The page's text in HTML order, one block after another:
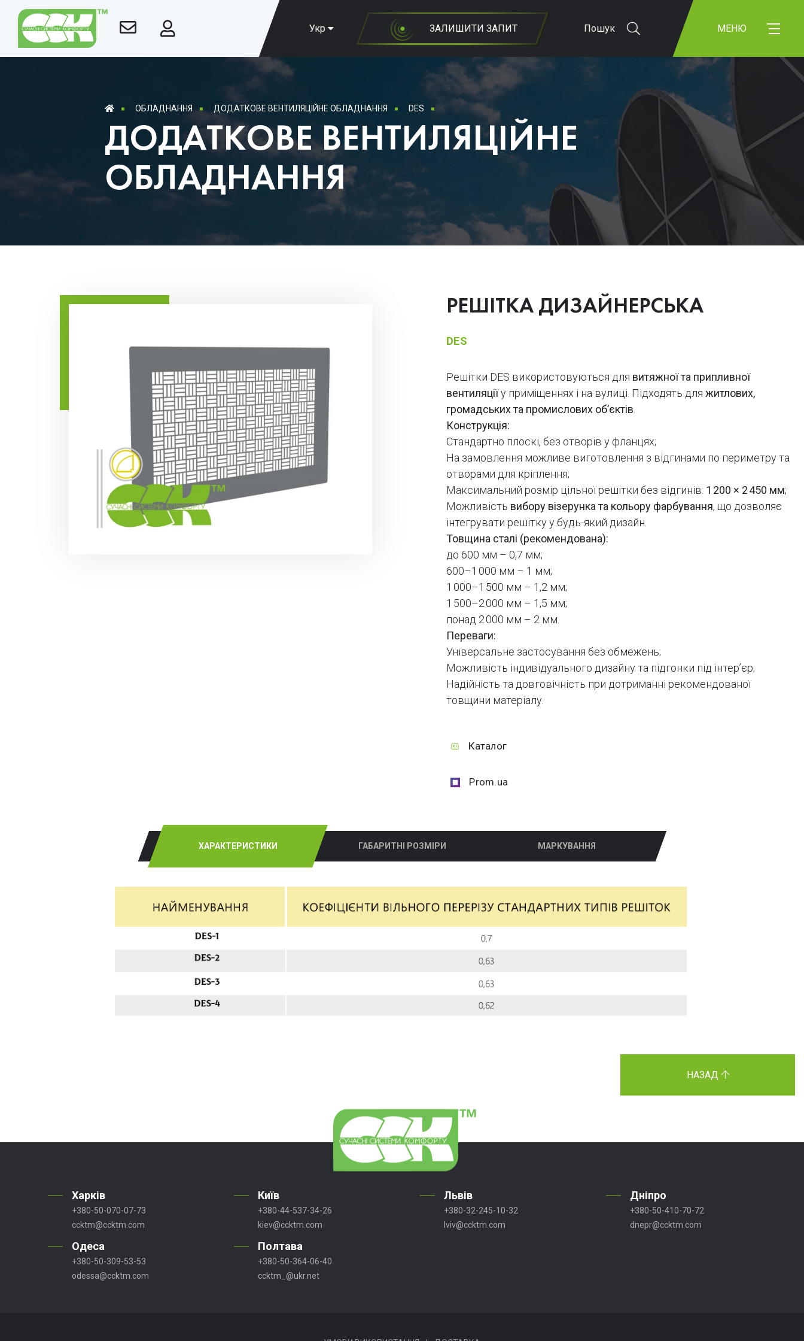
Укр ЗАЛИШИТИ ЗАПИТ Пошук МЕНЮ
ОБЛАДНАННЯ ДОДАТКОВЕ ВЕНТИЛЯЦІЙНЕ ОБЛАДНАННЯ DES
ДОДАТКОВЕ ВЕНТИЛЯЦІЙНЕ
ОБЛАДНАННЯ
РЕШІТКА ДИЗАЙНЕРСЬКА
DES
Решітки DES використовуються для витяжної та припливної
вентиляціїу приміщеннях і на вулиці. Підходять дляжитлових,
громадських та промислових об’єктів
Конструкція:
Стандартно плоскі, без отворів у фланцях;
На замовлення можливе виготовлення з відгинами по периметру та
отворами для кріплення;
Максимальний розмір цільної решітки без відгинів: 1 200 × 2 450 мм;
Можливість вибору візерунка та кольору фарбування, що дозволяє
інтегрувати решітку у будь-який дизайн.
Товщина сталі (рекомендована):
до 600 мм – 0,7 мм;
600–1 000 мм – 1 мм;
1 000–1 500 мм – 1,2 мм;
1 500–2 000 мм – 1,5 мм;
понад 2 000 мм – 2 мм.
Переваги:
Універсальне застосування без обмежень;
Можливість індивідуального дизайну та підгонки під інтер’єр;
Надійність та довговічність при дотриманні рекомендованої
товщини матеріалу.
Каталог
Prom.ua
ХАРАКТЕРИСТИКИ ГАБАРИТНІ РОЗМІРИ МАРКУВАННЯ
НАЗАД
Харків
+380-50-070-07-73
ccktm@ccktm.com
Київ
+380-44-537-34-26
kiev@ccktm.com
Львів
+380-32-245-10-32
lviv@ccktm.com
Дніпро
+380-50-410-70-72
dnepr@ccktm.com
Одеса
+380-50-309-53-53
odessa@ccktm.com
Полтава
+380-50-364-06-40
ccktm_@ukr.net